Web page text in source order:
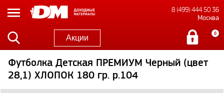
8 (499) 444 50 36
Москва
Акции 0
Футболка Детская ПРЕМИУМ Черный (цвет
28,1) ХЛОПОК 180 гр. р.104